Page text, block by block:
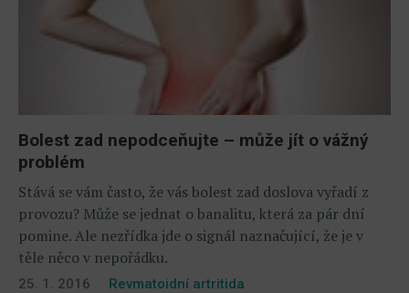
Bolest zad nepodceňujte – může jít o vážný
problém
Stává se vám často, že vás bolest zad doslova vyřadí z
provozu? Může se jednat o banalitu, která za pár dní
pomine. Ale nezřídka jde o signál naznačující, že je v
těle něco v nepořádku.
25. 1. 2016 Revmatoidní artritida